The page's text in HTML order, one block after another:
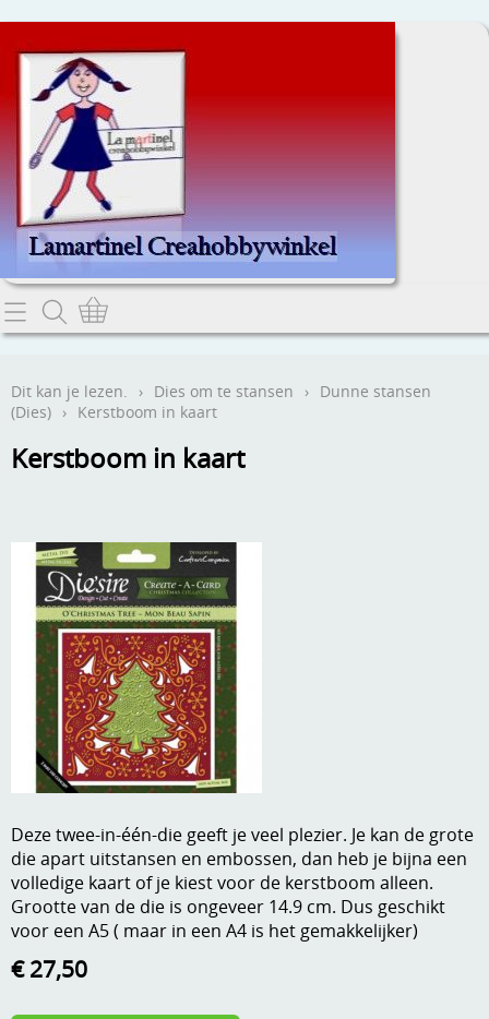
Home
Contact
Webwinkel
Aanbiedingen
Andere
Boeken en magazines
Dies om te stansen
DVD-CD
Embossen
Handige extra's
Hechtingsmaterialen
Hout , MDF, kartonmateriaal, steen
Kleurmateriaal-tekenmateriaal
Verzend - en verpakkingsk
Mijn account
Anders creatief
Dit kan je lezen. › Dies om te stansen › Dunne stansen
(Dies) › Kerstboom in kaart
Kerstboom in kaart
Deze twee-in-één-die geeft je veel plezier. Je kan de grote
die apart uitstansen en embossen, dan heb je bijna een
volledige kaart of je kiest voor de kerstboom alleen.
Grootte van de die is ongeveer 14.9 cm. Dus geschikt
voor een A5 ( maar in een A4 is het gemakkelijker)
€ 27,50